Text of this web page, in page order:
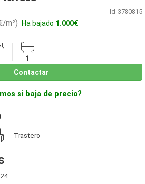
Id-3780815
m²) Ha bajado 1.000€
1
Contactar
si baja de precio?
Trastero